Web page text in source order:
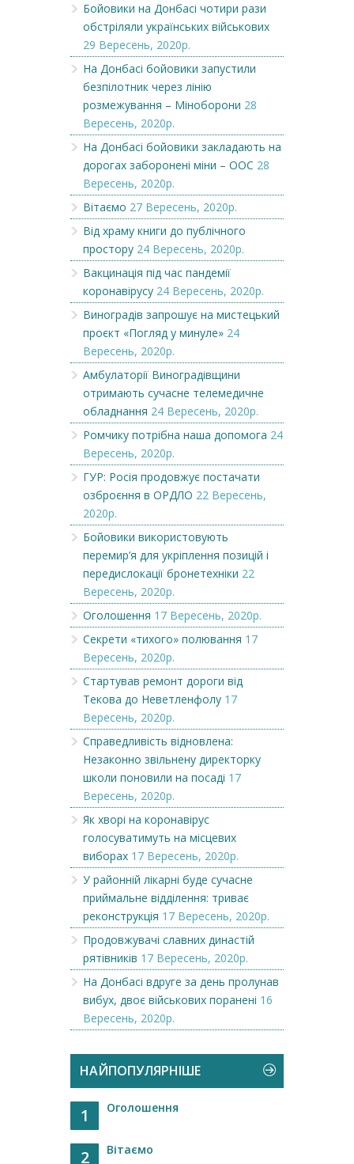
Бойовики на Донбасі чотири рази
обстріляли українських військових
29 Вересень, 2020р.
На Донбасі бойовики запустили
безпілотник через лінію
розмежування – Міноборони 28
Вересень, 2020р.
На Донбасі бойовики закладають на
дорогах заборонені міни – ООС 28
Вересень, 2020р.
Вітаємо 27 Вересень, 2020р.
Від храму книги до публічного
простору 24 Вересень, 2020р.
Вакцинація під час пандемії
коронавірусу 24 Вересень, 2020р.
Виноградів запрошує на мистецький
проєкт «Погляд у минуле» 24
Вересень, 2020р.
Амбулаторії Виноградівщини
отримають сучасне телемедичне
обладнання 24 Вересень, 2020р.
Ромчику потрібна наша допомога 24
Вересень, 2020р.
ГУР: Росія продовжує постачати
озброєння в ОРДЛО 22 Вересень,
2020р.
Бойовики використовують
перемир’я для укріплення позицій і
передислокації бронетехніки 22
Вересень, 2020р.
Оголошення 17 Вересень, 2020р.
Секрети «тихого» полювання 17
Вересень, 2020р.
Стартував ремонт дороги від
Текова до Неветленфолу 17
Вересень, 2020р.
Справедливість відновлена:
Незаконно звільнену директорку
школи поновили на посаді 17
Вересень, 2020р.
Як хворі на коронавірус
голосуватимуть на місцевих
виборах 17 Вересень, 2020р.
У районній лікарні буде сучасне
приймальне відділення: триває
реконструкція 17 Вересень, 2020р.
Продовжувачі славних династій
рятівників 17 Вересень, 2020р.
На Донбасі вдруге за день пролунав
вибух, двоє військових поранені 16
Вересень, 2020р.
НАЙПОПУЛЯРНІШЕ
1 Оголошення
2 Вітаємо